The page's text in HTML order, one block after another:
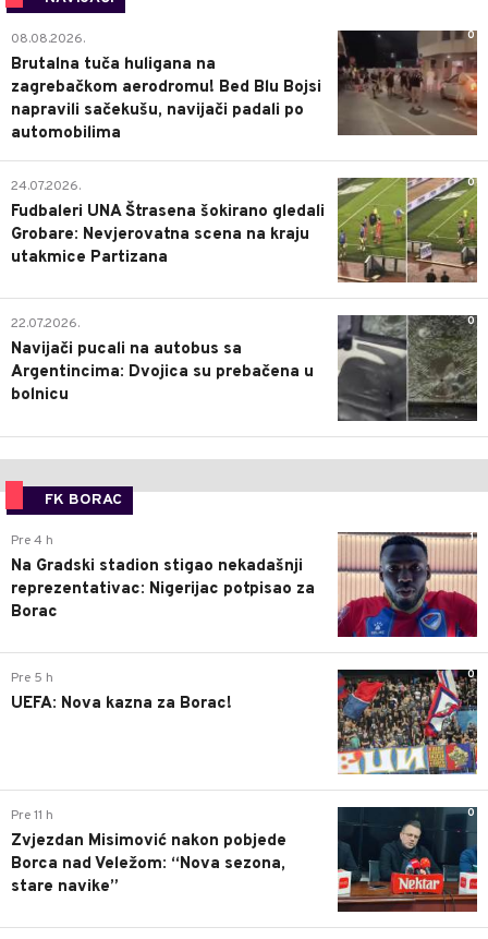
0
08.08.2026.
Brutalna tuča huligana na
zagrebačkom aerodromu! Bed Blu Bojsi
napravili sačekušu, navijači padali po
automobilima
0
24.07.2026.
Fudbaleri UNA Štrasena šokirano gledali
Grobare: Nevjerovatna scena na kraju
utakmice Partizana
0
22.07.2026.
Navijači pucali na autobus sa
Argentincima: Dvojica su prebačena u
bolnicu
FK BORAC
1
Pre 4 h
Na Gradski stadion stigao nekadašnji
reprezentativac: Nigerijac potpisao za
Borac
0
Pre 5 h
UEFA: Nova kazna za Borac!
0
Pre 11 h
Zvjezdan Misimović nakon pobjede
Borca nad Veležom: “Nova sezona,
stare navike”